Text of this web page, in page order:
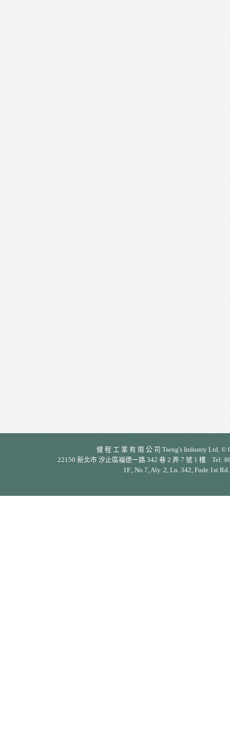
健 程 工 業 有 限 公 司 Tseng's Industry Ltd.
22150 新北市 汐止區福德一路 342 巷 2 弄 7 號 1 樓 Tel:
1F., No.7, Aly. 2, Ln. 342, Fude 1st